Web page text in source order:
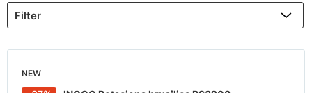
Električni alati
NEW